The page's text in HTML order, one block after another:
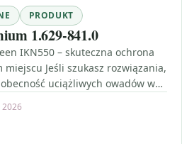
PRODUKT
1.629-841.0
IKN550 – skuteczna ochrona
Jeśli szukasz rozwiązania,
uciążliwych owadów w
2026